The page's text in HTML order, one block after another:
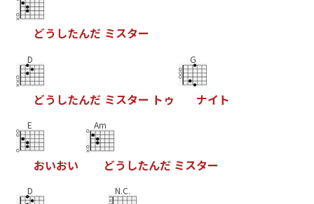
どう したんだ ミスター
D
どう したんだ ミスター ト ゥ
G
ナイ ト
E
おいおい
Am
どう したんだ ミスター
D N.C.